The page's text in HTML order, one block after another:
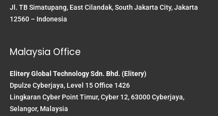
Jl. TB Simatupang, East Cilandak, South Jakarta City, Jakarta
12560 – Indonesia
Malaysia Office
Elitery Global Technology Sdn. Bhd. (Elitery)
Dpulze Cyberjaya, Level 15 Office 1426
Lingkaran Cyber Point Timur, Cyber 12, 63000 Cyberjaya,
Selangor, Malaysia